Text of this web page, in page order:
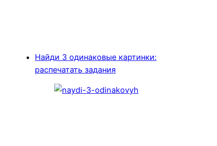
Найди 3 одинаковые картинки:
распечатать задания